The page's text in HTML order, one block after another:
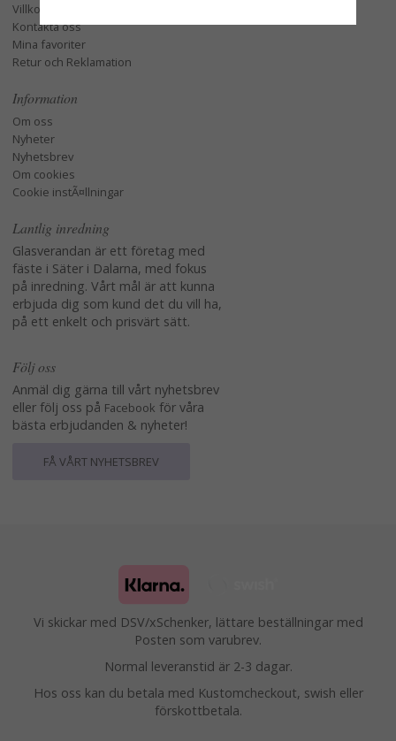
Villkor
Kontakta oss
Mina favoriter
Retur och Reklamation
Information
Om oss
Nyheter
Nyhetsbrev
Om cookies
Cookie instÃ¤llningar
Lantlig inredning
Glasverandan är ett företag med
fäste i Säter i Dalarna, med fokus
på inredning. Vårt mål är att kunna
erbjuda dig som kund det du vill ha,
på ett enkelt och prisvärt sätt.
Följ oss
Anmäl dig gärna till vårt nyhetsbrev
eller följ oss på Facebook för våra
bästa erbjudanden & nyheter!
FÅ VÅRT NYHETSBREV
Vi skickar med DSV/xSchenker, lättare beställningar med
Posten som varubrev.
Normal leveranstid är 2-3 dagar.
Hos oss kan du betala med Kustomcheckout, swish eller
förskottbetala.